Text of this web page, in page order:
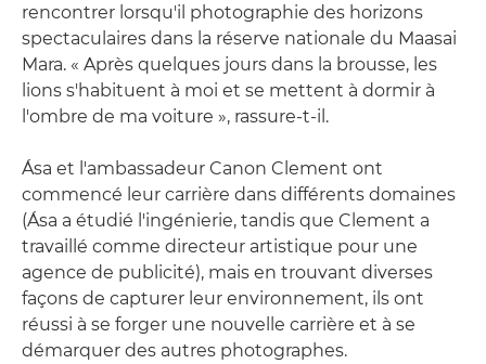
rencontrer lorsqu'il photographie des horizons
spectaculaires dans la réserve nationale du Maasai
Mara. « Après quelques jours dans la brousse, les
lions s'habituent à moi et se mettent à dormir à
l'ombre de ma voiture », rassure-t-il.
Ása et l'ambassadeur Canon Clement ont
commencé leur carrière dans différents domaines
(Ása a étudié l'ingénierie, tandis que Clement a
travaillé comme directeur artistique pour une
agence de publicité), mais en trouvant diverses
façons de capturer leur environnement, ils ont
réussi à se forger une nouvelle carrière et à se
démarquer des autres photographes.